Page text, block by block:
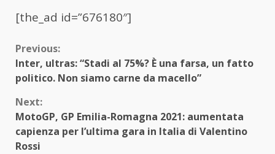
[the_ad id=”676180″]
Continue
Reading
Previous:
Inter, ultras: “Stadi al 75%? È una farsa, un fatto
politico. Non siamo carne da macello”
Next:
MotoGP, GP Emilia-Romagna 2021: aumentata
capienza per l’ultima gara in Italia di Valentino
Rossi